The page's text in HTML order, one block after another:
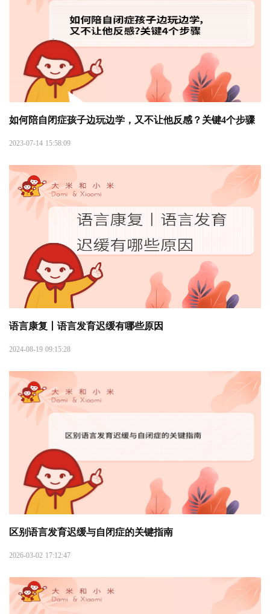
如何陪自闭症孩子边玩边学，又不让他反感？关键4个步骤
2023-07-14 15:58:09
语言康复丨语言发育迟缓有哪些原因
2024-08-19 09:15:28
区别语言发育迟缓与自闭症的关键指南
2026-03-02 17:12:47